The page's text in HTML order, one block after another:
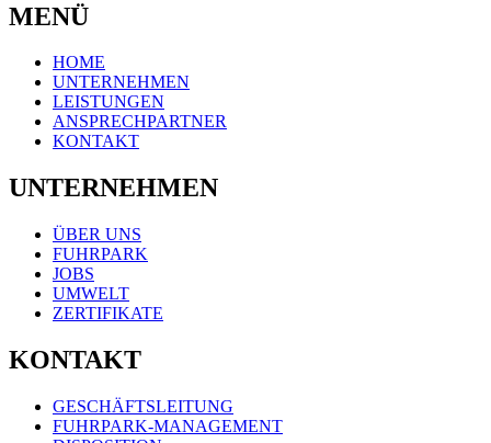
MENÜ
HOME
UNTERNEHMEN
LEISTUNGEN
ANSPRECHPARTNER
KONTAKT
UNTERNEHMEN
ÜBER UNS
FUHRPARK
JOBS
UMWELT
ZERTIFIKATE
KONTAKT
GESCHÄFTSLEITUNG
FUHRPARK-MANAGEMENT